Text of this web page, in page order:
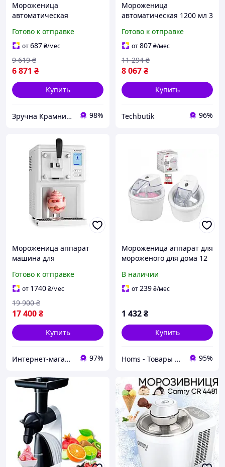
Мороженица
автоматическая
7 л для дома белый Camry
MK-10141
Готово к отправке
от687₴/мес
6 871 ₴
9 619 ₴
Купить
Зручна Крамниця 98%
Мороженица
автоматическая 1200 мл 3
BT-17848
Готово к отправке
от807₴/мес
8 067₴
11 294 ₴
Купить
Techbutik 96%
Мороженица аппарат
машина для
мороженого Klarstein
Sweet Sundae
компрессорная
автоматическая
мороженица 1,5л
Готово к отправке
от 1740₴/мес
17 400₴
19 900 ₴
Купить
Интернет-магазин "Maрк-Tех" 97%
Мороженица аппарат для
мороженого для дома 12
3764 Домашние
мороженицы
В наличии
от239₴/мес
1 432₴
Купить
Homs - Товары для дома, сада, авто! 95%